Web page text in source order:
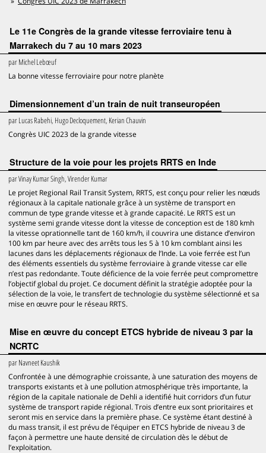
Le 11e Congrès de la grande vitesse ferroviaire tenu à
Marrakech du 7 au 10 mars 2023
parMichel Lebœuf
La bonne vitesse ferroviaire pour notre planète
Dimensionnement d’un train de nuit transeuropéen
parLucas Rabehi, Hugo Decloquement, Kerian Chauvin
Congrès UIC 2023 de la grande vitesse
Structure de la voie pour les projets RRTS en Inde
parVinay Kumar Singh, Virender Kumar
Le projet Regional Rail Transit System, RRTS, est conçu pour relier les nœuds
régionaux à la capitale nationale grâce à un système de transport en
commun de type grande vitesse et à grande capacité. Le RRTS est un
système semi grande vitesse dont la vitesse de conception est de 180 kmh
la vitesse oprationnelle tant de 160 km/h, il couvrira une distance d’environ
100 km par heure avec des arrêts tous les 5 à 10 km comblant ainsi les
lacunes dans les déplacements régionaux de l’Inde. La voie ferrée est l’un
des éléments essentiels du système ferroviaire à grande vitesse car elle
n’est pas redondante. Toute déficience de la voie ferrée peut compromettre
l’objectif global du projet. Ce document définit la stratégie adoptée pour la
sélection de la voie, le transfert de technologie du système sélectionné et sa
mise en œuvre pour le réseau RRTS.
Mise en œuvre du concept ETCS hybride de niveau 3 par la
NCRTC
parNavneet Kaushik
Confrontée à une démographie croissante, à une saturation des moyens de
transports existants et à une pollution atmosphérique très importante, la
région de la capitale nationale de Dehli a identifié huit corridors d’un futur
système de transport rapide régional. Trois d’entre eux sont prioritaires et
seront mis en service dans la première phase. Ce système étant destiné à
du mass transit, il est prévu de l’équiper en ETCS hybride de niveau 3 de
façon à permettre une haute densité de circulation dès le début de
l’exploitation.